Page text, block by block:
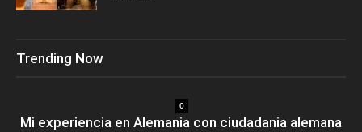
Trending Now
0
Mi experiencia en Alemania con ciudadania alemana